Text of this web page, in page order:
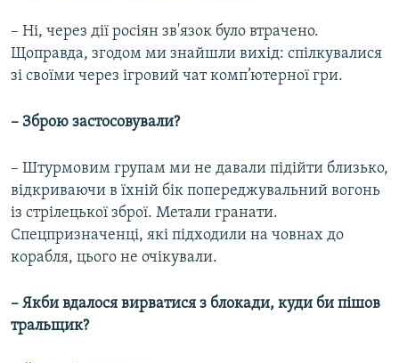
– Ні, через дії росіян зв'язок було втрачено.
Щоправда, згодом ми знайшли вихід: спілкувалися
зі своїми через ігровий чат комп’ютерної гри.
– Зброю застосовували?
– Штурмовим групам ми не давали підійти близько,
відкриваючи в їхній бік попереджувальний вогонь
із стрілецької зброї. Метали гранати.
Спецпризначенці, які підходили на човнах до
корабля, цього не очікували.
–​ Якби вдалося вирватися з блокади, куди би пішов
тральщик?